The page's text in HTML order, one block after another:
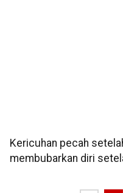
Kericuhan pecah
membubarkan diri